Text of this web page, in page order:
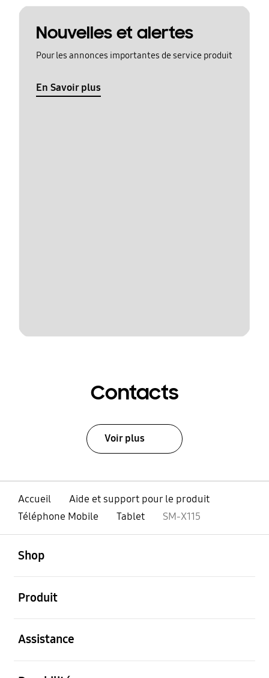
Nouvelles et alertes
Pour les annonces importantes de service produit
En Savoir plus
Contacts
Voir plus
Accueil
Aide et support pour le produit
Téléphone Mobile
Tablet SM-X115
Shop
Produit
Assistance